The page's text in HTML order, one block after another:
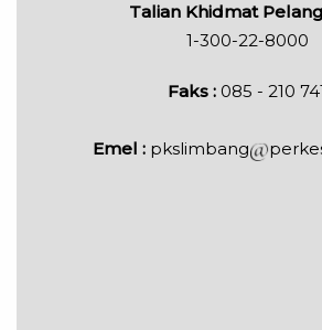
Talian Khidmat
1-300-22-8000
Faks : 085 - 210
Emel : pkslimbang